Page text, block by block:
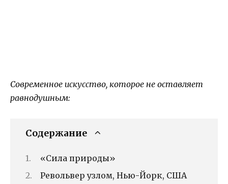
Современное искусство, которое не оставляет
равнодушным:
Содержание
«Сила природы»
Револьвер узлом, Нью-Йорк, США